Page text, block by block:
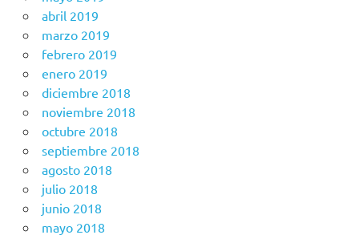
abril 2019
marzo 2019
febrero 2019
enero 2019
diciembre 2018
noviembre 2018
octubre 2018
septiembre 2018
agosto 2018
julio 2018
junio 2018
mayo 2018